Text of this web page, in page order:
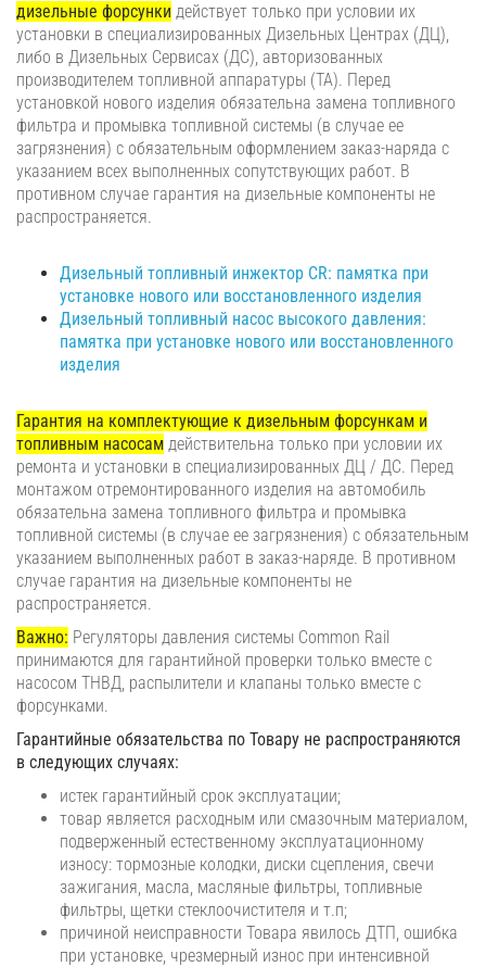
дизельные форсунки действует только при условии их
установки в специализированных Дизельных Центрах (ДЦ),
либо в Дизельных Сервисах (ДС), авторизованных
производителем топливной аппаратуры (ТА). Перед
установкой нового изделия обязательна замена топливного
фильтра и промывка топливной системы (в случае ее
загрязнения) с обязательным оформлением заказ-наряда с
указанием всех выполненных сопутствующих работ. В
противном случае гарантия на дизельные компоненты не
распространяется.
Дизельный топливный инжектор CR: памятка при
установке нового или восстановленного изделия
Дизельный топливный насос высокого давления:
памятка при установке нового или восстановленного
изделия
Гарантия на комплектующие к дизельным форсункам и
топливным насосам действительна только при условии их
ремонта и установки в специализированных ДЦ / ДС. Перед
монтажом отремонтированного изделия на автомобиль
обязательна замена топливного фильтра и промывка
топливной системы (в случае ее загрязнения) с обязательным
указанием выполненных работ в заказ-наряде. В противном
случае гарантия на дизельные компоненты не
распространяется.
Важно: Регуляторы давления системы Common Rail
принимаются для гарантийной проверки только вместе с
насосом ТНВД, распылители и клапаны только вместе с
форсунками.
Гарантийные обязательства по Товару не распространяются
в следующих случаях:
истек гарантийный срок эксплуатации;
товар является расходным или смазочным материалом,
подверженный естественному эксплуатационному
износу: тормозные колодки, диски сцепления, свечи
зажигания, масла, масляные фильтры, топливные
фильтры, щетки стеклоочистителя и т.п;
причиной неисправности Товара явилось ДТП, ошибка
при установке, чрезмерный износ при интенсивной